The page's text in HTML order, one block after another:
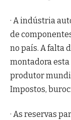
· A indústria
de
no país. A falta
montadora esta
produtor
Impostos,
· As reservas